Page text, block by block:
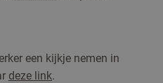
een kijkje nemen in
deze link.